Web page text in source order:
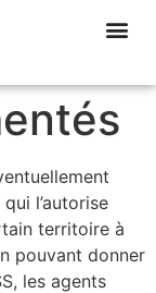
l’autorise
territoire à
pouvant donner
les agents